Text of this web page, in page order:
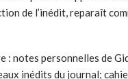
de l’inédit, reparaît
notes personnelles de
inédits du journal;